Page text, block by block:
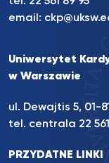
email:
Uniwersytet
w Warszawie
ul. Dewajtis 5, 01-
tel. centrala 22
PRZYDATNE LINKI